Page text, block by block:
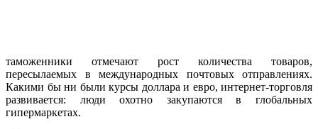
таможенники отмечают рост количества товаров,
пересылаемых в международных почтовых отправлениях.
Какими бы ни были курсы доллара и евро, интернет-торговля
развивается: люди охотно закупаются в глобальных
гипермаркетах.